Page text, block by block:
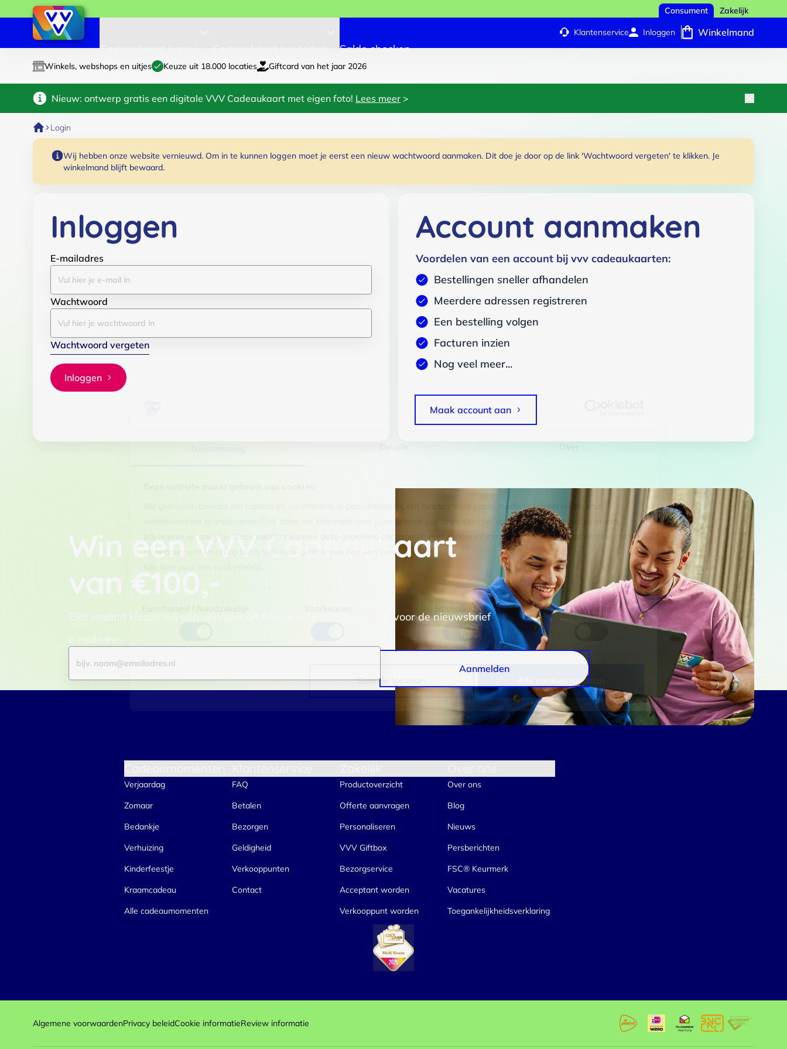
We gebruiken cookies om content en advertenties te personaliseren, om functies voor social media te bieden en om ons
websiteverkeer te analyseren. Ook delen we informatie over jouw gebruik van onze site met onze partners voor social media,
adverteren en analyse. Deze partners kunnen deze gegevens combineren met andere informatie die je aan ze hebt verstrekt of die
ze hebben verzameld op basis van jouw gebruik van hun services.
Toestemmingsselectie
Statistieken Marketing
Selectie toestaan Alle cookies toestaan
Consument Zakelijk
Saldo checken
Klantenservice Inloggen Winkelmand
Winkels, webshops en uitjes Keuze uit 18.000 locaties Giftcard van het jaar 2026
Nieuw: ontwerp gratis een digitale VVV Cadeaukaart met eigen foto! Lees meer >
Login
Wij hebben onze website vernieuwd. Om in te kunnen loggen moet je eerst een nieuw wachtwoord aanmaken. Dit doe je door op de link 'Wachtwoord vergeten' te klikken. Je
winkelmand blijft bewaard.
Inloggen
E-mailadres
Wachtwoord
Wachtwoord vergeten
Inloggen
Account aanmaken
Voordelen van een account bij vvv cadeaukaarten:
Bestellingen sneller afhandelen
Meerdere adressen registreren
Een bestelling volgen
Facturen inzien
Nog veel meer...
Maak account aan
Win een VVV Cadeaukaart
van €100,-
Elke maand kiezen wij een winnaar uit alle nieuwe aanmeldingen voor de nieuwsbrief
E-mailadres
Aanmelden
Verjaardag
Zomaar
Bedankje
Verhuizing
Kinderfeestje
Kraamcadeau
Alle cadeaumomenten
FAQ
Betalen
Bezorgen
Geldigheid
Verkooppunten
Contact
Productoverzicht
Offerte aanvragen
Personaliseren
VVV Giftbox
Bezorgservice
Acceptant worden
Verkooppunt worden
Over ons
Blog
Nieuws
Persberichten
FSC® Keurmerk
Vacatures
Toegankelijkheidsverklaring
Algemene voorwaardenPrivacy beleidCookie informatieReview informatie